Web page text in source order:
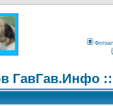
ГавГав.Инфо